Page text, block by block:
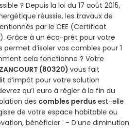
? Depuis la loi du 17 août 2015,
réussie, les travaux de
par le CEE (Certificat
Grâce à un éco-prêt pour votre
d’isoler vos combles pour 1
cela fonctionne ? Votre
(80320) vous fait
d’impôt pour votre solution
qu’1 euro à régler à la fin du
des combles perdus est-elle
de votre espace habitable ou
bénéficier : - D’une diminution